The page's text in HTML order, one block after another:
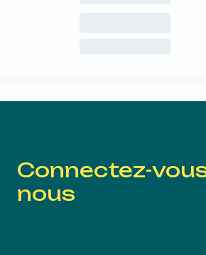
Connectez-
nous